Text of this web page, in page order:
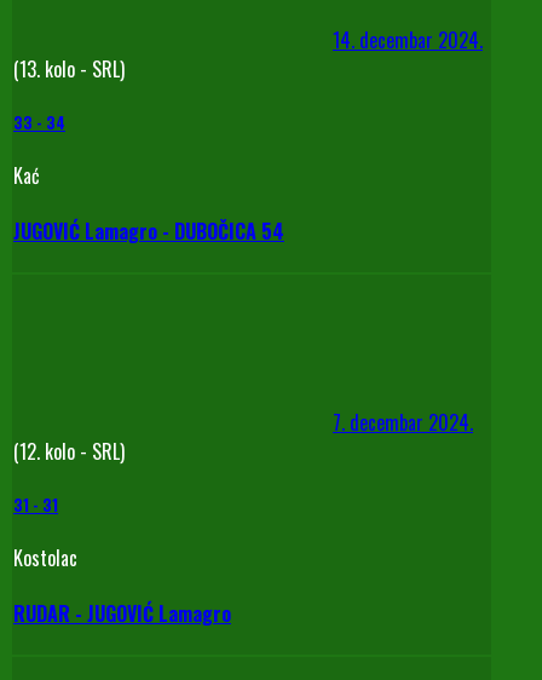
14. decembar 2024.
(13. kolo - SRL)
33 - 34
Kać
JUGOVIĆ Lamagro - DUBOČICA 54
7. decembar 2024.
(12. kolo - SRL)
31 - 31
Kostolac
RUDAR - JUGOVIĆ Lamagro